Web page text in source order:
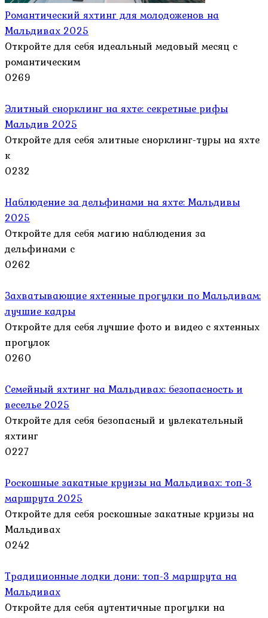
Романтический яхтинг для молодоженов на
Мальдивах 2025
Откройте для себя идеальный медовый месяц с
романтическим
0269
Элитный снорклинг на яхте: секретные рифы
Мальдив 2025
Откройте для себя элитные снорклинг-туры на яхте
к
0232
Наблюдение за дельфинами на яхте: Мальдивы
2025
Откройте для себя магию наблюдения за
дельфинами с
0262
Захватывающие яхтенные прогулки по Мальдивам:
лучшие кадры
Откройте для себя лучшие фото и видео с яхтенных
прогулок
0260
Семейный яхтинг на Мальдивах: безопасность и
веселье 2025
Откройте для себя безопасный и увлекательный
яхтинг
0227
Роскошные закатные круизы на Мальдивах: топ-3
маршрута 2025
Откройте для себя роскошные закатные круизы на
Мальдивах
0242
Традиционные лодки дони: топ-3 маршрута на
Мальдивах
Откройте для себя аутентичные прогулки на